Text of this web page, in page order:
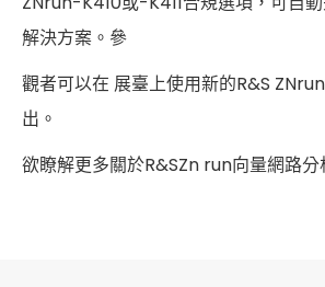
解決方案。參
觀者可以在 展臺上使用新的R&S
出。
欲瞭解更多關於R&SZn run向量網